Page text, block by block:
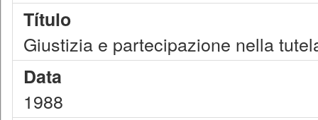
Título
Giustizia e partecipazione nella
Data
1988